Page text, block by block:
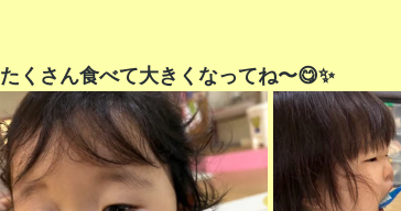
たくさん食べて大きくなってね〜😋✨